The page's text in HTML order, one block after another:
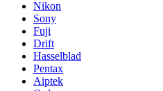
Nikon
Sony
Fuji
Drift
Hasselblad
Pentax
Aiptek